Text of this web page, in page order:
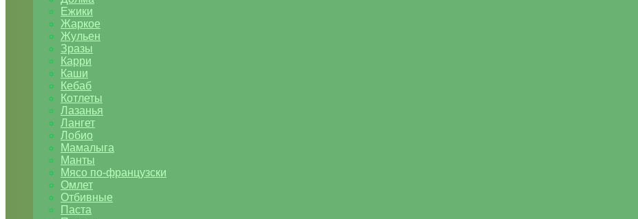
Ежики
Жаркое
Жульен
Зразы
Карри
Каши
Кебаб
Котлеты
Лазанья
Лангет
Лобио
Мамалыга
Манты
Мясо по-французски
Омлет
Отбивные
Паста